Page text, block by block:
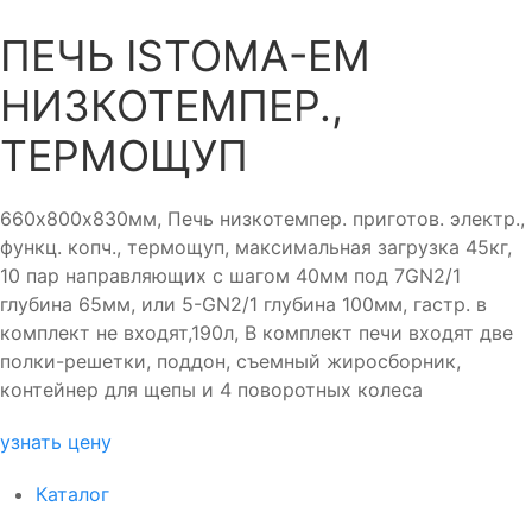
ПЕЧЬ ISTOMA-EM
НИЗКОТЕМПЕР.,
ТЕРМОЩУП
660х800х830мм, Печь низкотемпер. приготов. электр.,
функц. копч., термощуп, максимальная загрузка 45кг,
10 пар направляющих с шагом 40мм под 7GN2/1
глубина 65мм, или 5-GN2/1 глубина 100мм, гастр. в
комплект не входят,190л, В комплект печи входят две
полки-решетки, поддон, съемный жиросборник,
контейнер для щепы и 4 поворотных колеса
узнать цену
Каталог